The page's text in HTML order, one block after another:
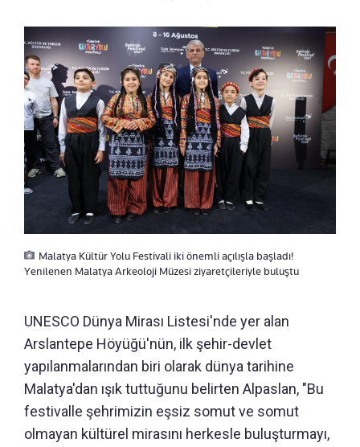
Malatya Kültür Yolu Festivali iki önemli açılışla başladı!
Yenilenen Malatya Arkeoloji Müzesi ziyaretçileriyle buluştu
UNESCO Dünya Mirası Listesi'nde yer alan
Arslantepe Höyüğü'nün, ilk şehir-devlet
yapılanmalarından biri olarak dünya tarihine
Malatya'dan ışık tuttuğunu belirten Alpaslan, "Bu
festivalle şehrimizin eşsiz somut ve somut
olmayan kültürel mirasını herkesle buluşturmayı,